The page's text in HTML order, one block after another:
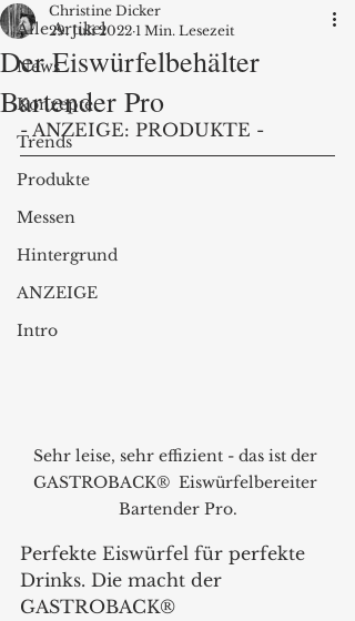
Alle Artikel
News
Konzepte
Trends
Produkte
Messen
Hintergrund
ANZEIGE
Intro
Der Eiswürfelbehälter
Bartender Pro
Christine Dicker
29. Juli 2022 1 Min. Lesezeit
- ANZEIGE: PRODUKTE -
Sehr leise, sehr effizient - das ist der
GASTROBACK®  Eiswürfelbereiter
Bartender Pro.
Perfekte Eiswürfel für perfekte
Drinks. Die macht der
GASTROBACK®